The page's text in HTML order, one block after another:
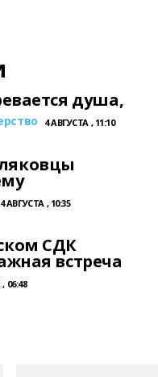
душа,
4 АВГУСТА , 11:10
4 АВГУСТА , 10:35
СДК
встреча
06:48